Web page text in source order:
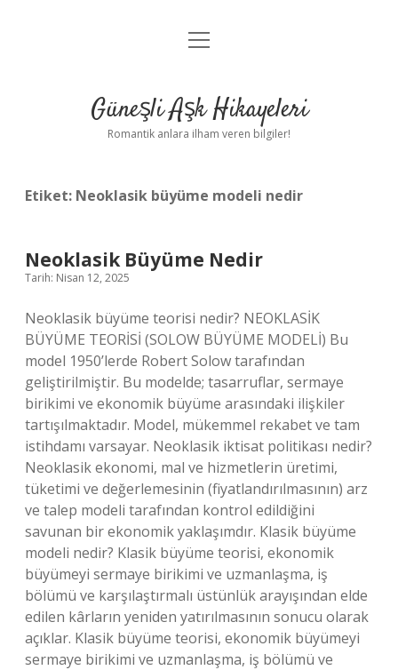
Anasayfa
Yasal Uyarı
menüyü
Güneşli Aşk Hikayeleri
Romantik anlara ilham veren bilgiler!
Etiket: Neoklasik büyüme modeli nedir
Neoklasik Büyüme Nedir
Tarih: Nisan 12, 2025
Neoklasik büyüme teorisi nedir? NEOKLASİK
BÜYÜME TEORİSİ (SOLOW BÜYÜME MODELİ) Bu
model 1950’lerde Robert Solow tarafından
geliştirilmiştir. Bu modelde; tasarruflar, sermaye
birikimi ve ekonomik büyüme arasındaki ilişkiler
tartışılmaktadır. Model, mükemmel rekabet ve tam
istihdamı varsayar. Neoklasik iktisat politikası nedir?
Neoklasik ekonomi, mal ve hizmetlerin üretimi,
tüketimi ve değerlemesinin (fiyatlandırılmasının) arz
ve talep modeli tarafından kontrol edildiğini
savunan bir ekonomik yaklaşımdır. Klasik büyüme
modeli nedir? Klasik büyüme teorisi, ekonomik
büyümeyi sermaye birikimi ve uzmanlaşma, iş
bölümü ve karşılaştırmalı üstünlük arayışından elde
edilen kârların yeniden yatırılmasının sonucu olarak
açıklar. Klasik büyüme teorisi, ekonomik büyümeyi
sermaye birikimi ve uzmanlaşma, iş bölümü ve